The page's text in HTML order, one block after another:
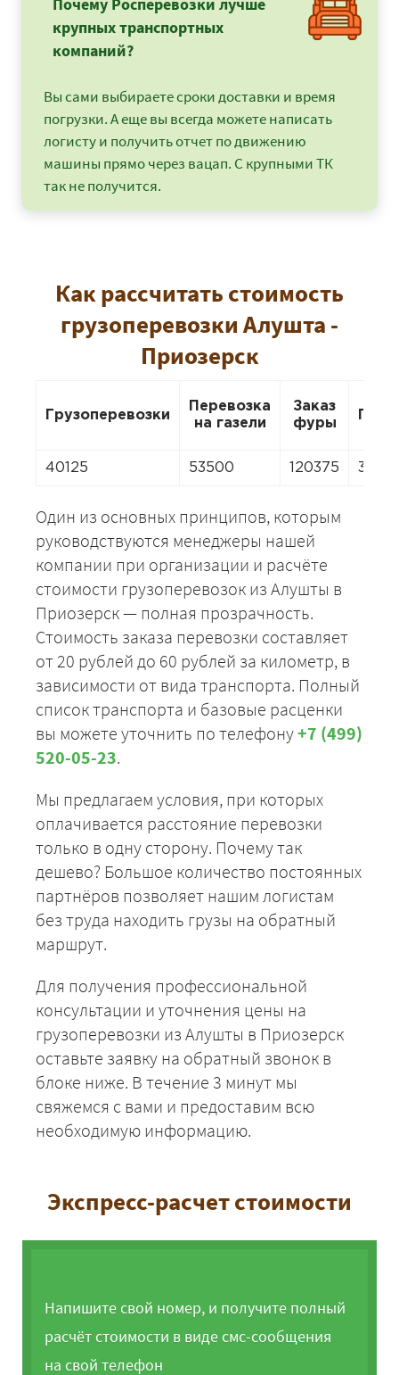
Почему Росперевозки лучше
крупных транспортных
компаний?
Вы сами выбираете сроки доставки и время
погрузки. А еще вы всегда можете написать
логисту и получить отчет по движению
машины прямо через вацап. С крупными ТК
так не получится.
Как рассчитать стоимость
грузоперевозки Алушта -
Приозерск
Грузоперевозки
Перевозка
на газели
Заказ
фуры
40125 53500 120375
Один из основных принципов, которым
руководствуются менеджеры нашей
компании при организации и расчёте
стоимости грузоперевозок из Алушты в
Приозерск — полная прозрачность.
Стоимость заказа перевозки составляет
от 20 рублей до 60 рублей за километр, в
зависимости от вида транспорта. Полный
список транспорта и базовые расценки
вы можете уточнить по телефону+7 (499)
520-05-23.
Мы предлагаем условия, при которых
оплачивается расстояние перевозки
только в одну сторону. Почему так
дешево? Большое количество постоянных
партнёров позволяет нашим логистам
без труда находить грузы на обратный
маршрут.
Для получения профессиональной
консультации и уточнения цены на
грузоперевозки из Алушты в Приозерск
оставьте заявку на обратный звонок в
блоке ниже. В течение 3 минут мы
свяжемся с вами и предоставим всю
необходимую информацию.
Экспресс-расчет стоимости
Напишите свой номер, и получите полный
расчёт стоимости в виде смс-сообщения
на свой телефон